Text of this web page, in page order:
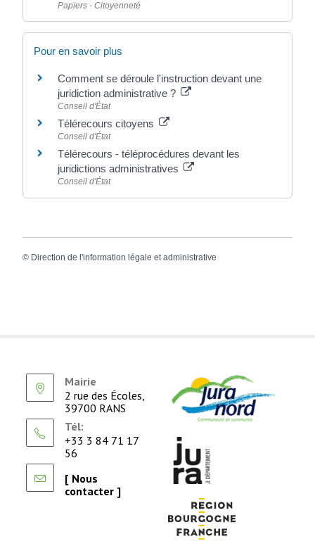
Papiers - Citoyenneté
Pour en savoir plus
Comment se déroule l'instruction devant une
juridiction administrative ?
Conseil d'État
Télérecours citoyens
Conseil d'État
Télérecours - téléprocédures devant les
juridictions administratives
Conseil d'État
© Direction de l'information légale et administrative
Mairie
2 rue des Écoles,
39700 RANS
Tél:
+33 3 84 71 17
56
[ Nous
contacter ]